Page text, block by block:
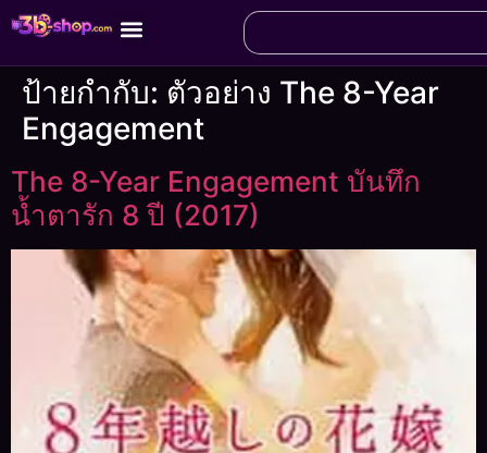
ป้ายกำกับ: ตัวอย่าง The 8-Year
Engagement
The 8-Year Engagement บันทึก
น้ำตารัก 8 ปี (2017)